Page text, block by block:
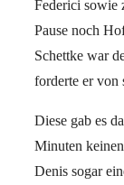
Federici sowie
Pause noch
Schettke war
forderte er von
Diese gab es
Minuten
Denis sogar